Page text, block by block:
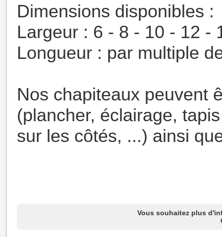
Dimensions disponibles :
Largeur : 6 - 8 - 10 - 12 -
Longueur : par multiple
Nos chapiteaux peuvent
(plancher, éclairage,
sur les côtés, ...) ainsi
Vous souhaitez plus